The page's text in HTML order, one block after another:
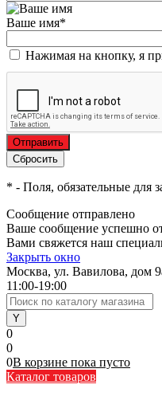
Ваше имя*
Нажимая на кнопку, я
* - Поля, обязательные для
Сообщение отправлено
Ваше сообщение успешно
Вами свяжется наш
Закрыть окно
Москва, ул. Вавилова, дом
11:00-19:00
0
0
0В корзине пока пусто
Каталог товаров